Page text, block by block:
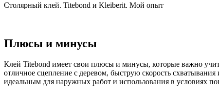
Столярный клей. Titebond и Kleiberit. Мой опыт
Плюсы и минусы
Клей Titebond имеет свои плюсы и минусы, которые важно
отличное сцепление с деревом, быструю скорость
идеальным для наружных работ и использования в условиях